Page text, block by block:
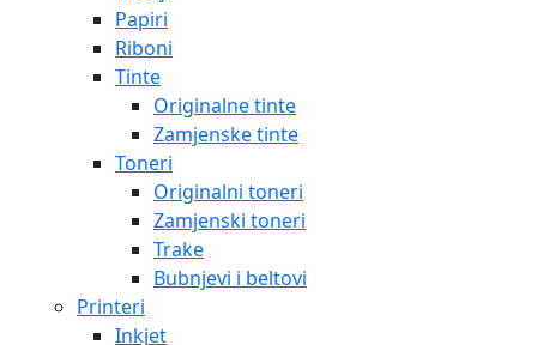
Papiri
Riboni
Tinte
Originalne tinte
Zamjenske tinte
Toneri
Originalni toneri
Zamjenski toneri
Trake
Bubnjevi i beltovi
Printeri
Inkjet